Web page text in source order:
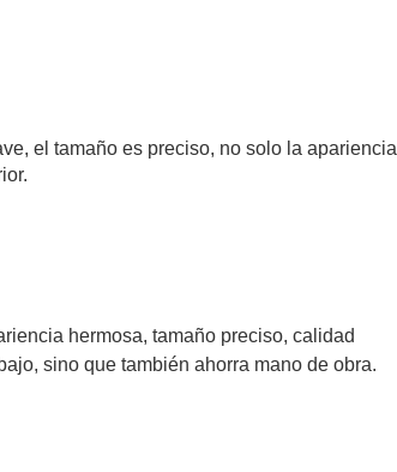
el tamaño es preciso, no solo la apariencia
hermosa, tamaño preciso, calidad
sino que también ahorra mano de obra.